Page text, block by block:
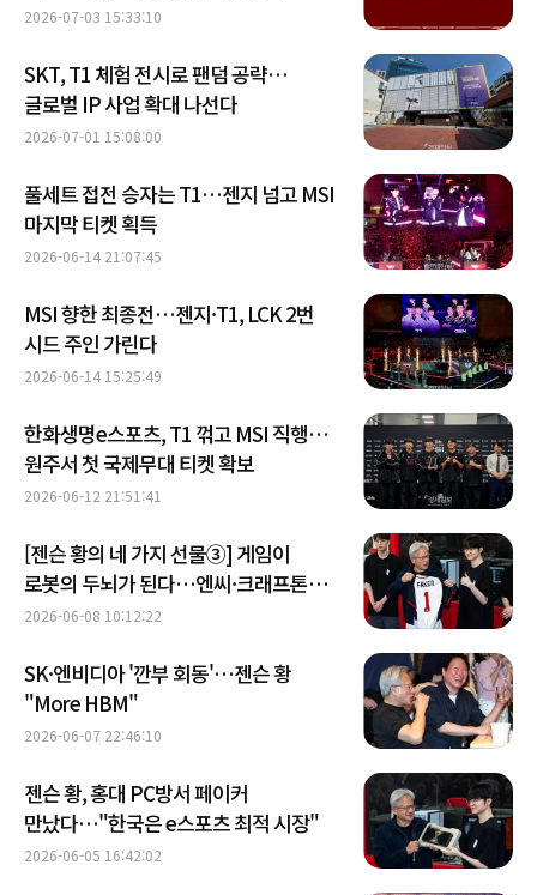
2026-07-03 15:33:10
SKT, T1 체험 전시로 팬덤 공략…
글로벌 IP 사업 확대 나선다
2026-07-01 15:08:00
풀세트 접전 승자는 T1…젠지 넘고 MSI
마지막 티켓 획득
2026-06-14 21:07:45
MSI 향한 최종전…젠지·T1, LCK 2번
시드 주인 가린다
2026-06-14 15:25:49
한화생명e스포츠, T1 꺾고 MSI 직행…
원주서 첫 국제무대 티켓 확보
2026-06-12 21:51:41
[젠슨 황의 네 가지 선물③] 게임이
로봇의 두뇌가 된다…엔씨·크래프톤이
불려나온 이유
2026-06-08 10:12:22
SK·엔비디아 '깐부 회동'…젠슨 황
"More HBM"
2026-06-07 22:46:10
젠슨 황, 홍대 PC방서 페이커
만났다…"한국은 e스포츠 최적 시장"
2026-06-05 16:42:02